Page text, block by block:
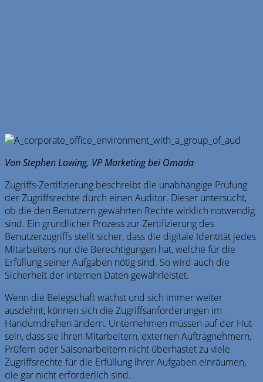
Von Stephen Lowing, VP Marketing bei Omada
Zugriffs-Zertifizierung beschreibt die unabhängige Prüfung
der Zugriffsrechte durch einen Auditor. Dieser untersucht,
ob die den Benutzern gewährten Rechte wirklich notwendig
sind. Ein gründlicher Prozess zur Zertifizierung des
Benutzerzugriffs stellt sicher, dass die digitale Identität jedes
Mitarbeiters nur die Berechtigungen hat, welche für die
Erfüllung seiner Aufgaben nötig sind. So wird auch die
Sicherheit der internen Daten gewährleistet.
Wenn die Belegschaft wächst und sich immer weiter
ausdehnt, können sich die Zugriffsanforderungen im
Handumdrehen ändern. Unternehmen müssen auf der Hut
sein, dass sie ihren Mitarbeitern, externen Auftragnehmern,
Prüfern oder Saisonarbeitern nicht überhastet zu viele
Zugriffsrechte für die Erfüllung ihrer Aufgaben einräumen,
die gar nicht erforderlich sind.